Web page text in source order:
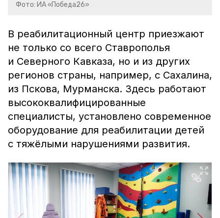
Фото: ИА «Победа26»
В реабилитационный центр приезжают
не только со всего Ставрополья
и Северного Кавказа, но и из других
регионов страны, например, с Сахалина,
из Пскова, Мурманска. Здесь работают
высококвалифицированные
специалисты, установлено современное
оборудование для реабилитации детей
с тяжёлыми нарушениями развития.